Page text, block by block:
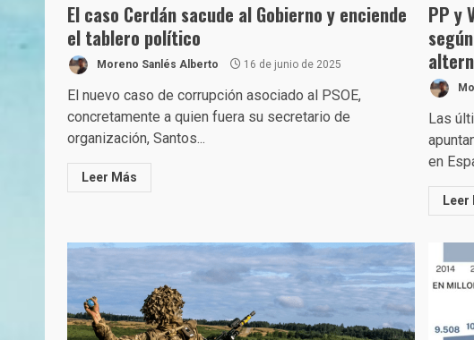
El caso Cerdán sacude al Gobierno y enciende
el tablero político
Moreno Sanlés Alberto 16 de junio de 2025
El nuevo caso de corrupción asociado al PSOE,
concretamente a quien fuera su secretario de
organización, Santos...
Leer Más
PP y
Las
en
Leer